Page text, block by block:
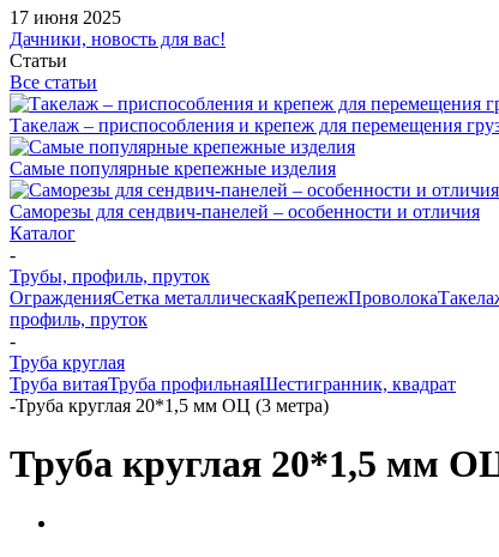
17 июня 2025
Дачники, новость для вас!
Статьи
Все статьи
Такелаж – приспособления и крепеж для перемещения
Самые популярные крепежные изделия
Саморезы для сендвич-панелей – особенности и отличия
Каталог
-
Трубы, профиль, пруток
ОгражденияСетка металлическаяКрепежПроволока
профиль, пруток
-
Труба круглая
Труба витаяТруба профильнаяШестигранник, квадрат
-Труба круглая 20*1,5 мм ОЦ (3 метра)
Труба круглая 20*1,5 мм